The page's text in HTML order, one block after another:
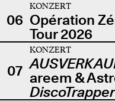
06
KONZERT
Opération
Tour 2026
07
KONZERT
areem &